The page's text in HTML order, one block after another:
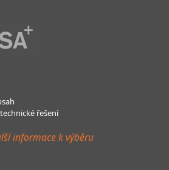
řešení
informace k výběru